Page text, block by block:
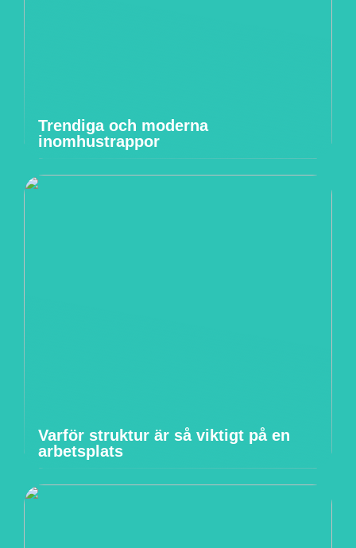
Trendiga och moderna
inomhustrappor
Varför struktur är så viktigt på en
arbetsplats